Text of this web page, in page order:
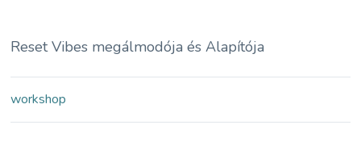
Reset Vibes megálmodója és Alapítója
workshop